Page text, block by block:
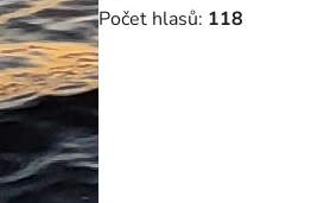
Počet hlasů: 118